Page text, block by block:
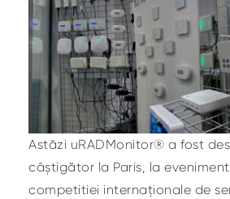
Astăzi uRADMonitor® a fost
câștigător la Paris, la
competitiei internaționale de